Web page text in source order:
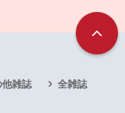
他雑誌 全雑誌